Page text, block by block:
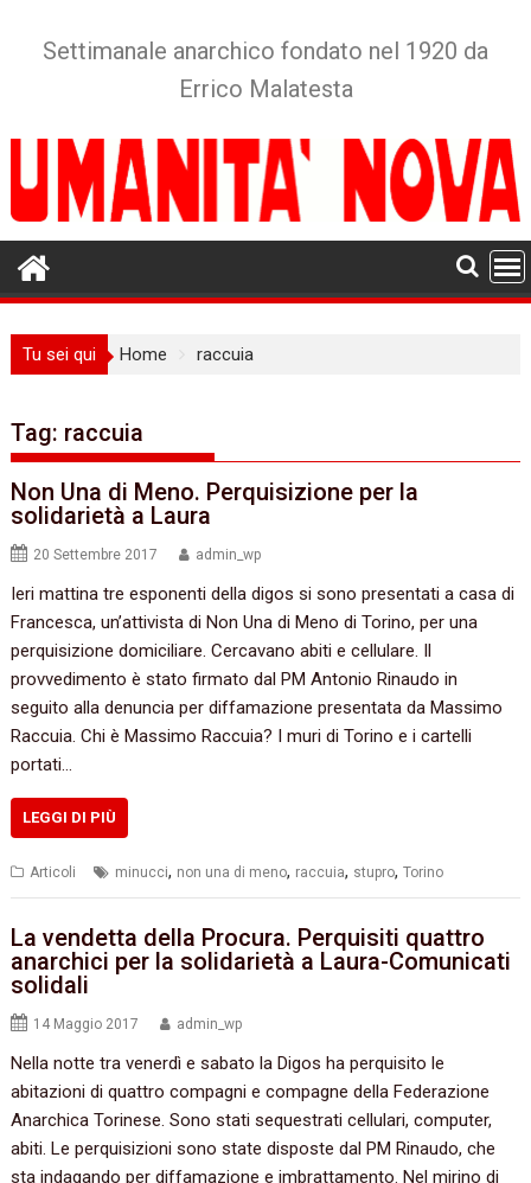
Settimanale anarchico fondato nel 1920 da
Errico Malatesta
Tu sei qui Home raccuia
Tag: raccuia
Non Una di Meno. Perquisizione per la
solidarietà a Laura
20 Settembre 2017 admin_wp
Ieri mattina tre esponenti della digos si sono presentati a casa di
Francesca, un’attivista di Non Una di Meno di Torino, per una
perquisizione domiciliare. Cercavano abiti e cellulare. Il
provvedimento è stato firmato dal PM Antonio Rinaudo in
seguito alla denuncia per diffamazione presentata da Massimo
Raccuia. Chi è Massimo Raccuia? I muri di Torino e i cartelli
portati…
LEGGI DI PIÙ
Articoli minucci, non una di meno, raccuia, stupro,Torino
La vendetta della Procura. Perquisiti quattro
anarchici per la solidarietà a Laura-Comunicati
solidali
14 Maggio 2017 admin_wp
Nella notte tra venerdì e sabato la Digos ha perquisito le
abitazioni di quattro compagni e compagne della Federazione
Anarchica Torinese. Sono stati sequestrati cellulari, computer,
abiti. Le perquisizioni sono state disposte dal PM Rinaudo, che
sta indagando per diffamazione e imbrattamento. Nel mirino di